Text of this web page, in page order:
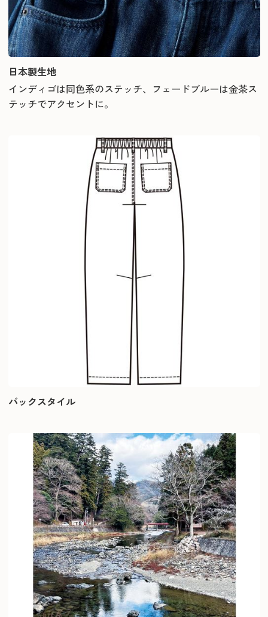
日本製生地
インディゴは同色系のステッチ、フェードブルーは金茶ス
テッチでアクセントに。
バックスタイル